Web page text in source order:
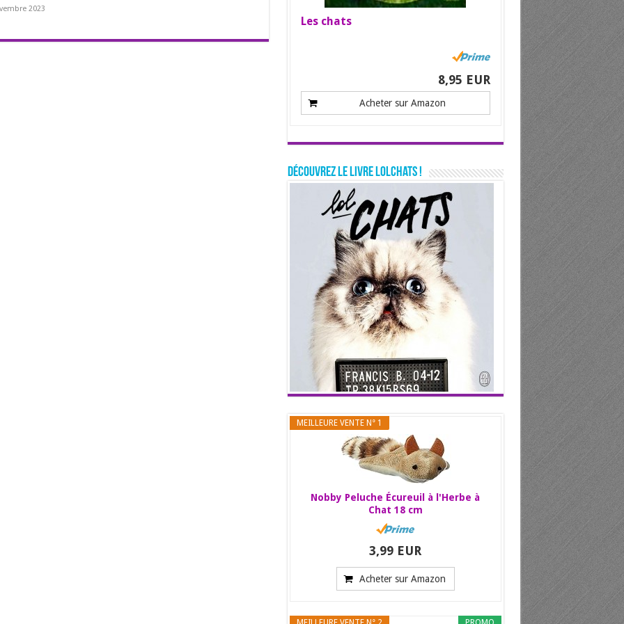
2023
Les chats
8,95 EUR
Acheter sur Amazon
Découvrez le livre LolChats !
MEILLEURE VENTE N° 1
Nobby Peluche Écureuil à l'Herbe à
Chat 18 cm
3,99 EUR
Acheter sur Amazon